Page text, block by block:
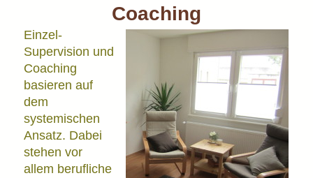
Coaching
Einzel-
Supervision und
Coaching
basieren auf
dem
systemischen
Ansatz. Dabei
stehen vor
allem berufliche